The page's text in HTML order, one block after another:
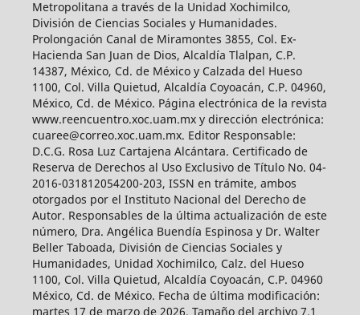
Metropolitana a través de la Unidad Xochimilco,
División de Ciencias Sociales y Humanidades.
Prolongación Canal de Miramontes 3855, Col. Ex-
Hacienda San Juan de Dios, Alcaldía Tlalpan, C.P.
14387, México, Cd. de México y Calzada del Hueso
1100, Col. Villa Quietud, Alcaldía Coyoacán, C.P. 04960,
México, Cd. de México. Página electrónica de la revista
www.reencuentro.xoc.uam.mx y dirección electrónica:
cuaree@correo.xoc.uam.mx. Editor Responsable:
D.C.G. Rosa Luz Cartajena Alcántara. Certificado de
Reserva de Derechos al Uso Exclusivo de Título No. 04-
2016-031812054200-203, ISSN en trámite, ambos
otorgados por el Instituto Nacional del Derecho de
Autor. Responsables de la última actualización de este
número, Dra. Angélica Buendía Espinosa y Dr. Walter
Beller Taboada, División de Ciencias Sociales y
Humanidades, Unidad Xochimilco, Calz. del Hueso
1100, Col. Villa Quietud, Alcaldía Coyoacán, C.P. 04960
México, Cd. de México. Fecha de última modificación:
martes 17 de marzo de 2026. Tamaño del archivo 7.1